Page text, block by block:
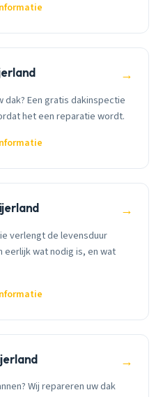
→
Een gratis dakinspectie
het een reparatie wordt.
→
verlengt de levensduur
eerlijk wat nodig is, en wat
→
Wij repareren uw dak